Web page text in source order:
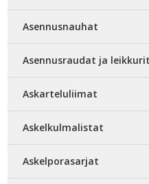
Asennusnauhat
Asennusraudat ja leikkurit
Askarteluliimat
Askelkulmalistat
Askelporasarjat